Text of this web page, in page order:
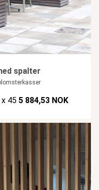
spalter
45 5 884,53 NOK